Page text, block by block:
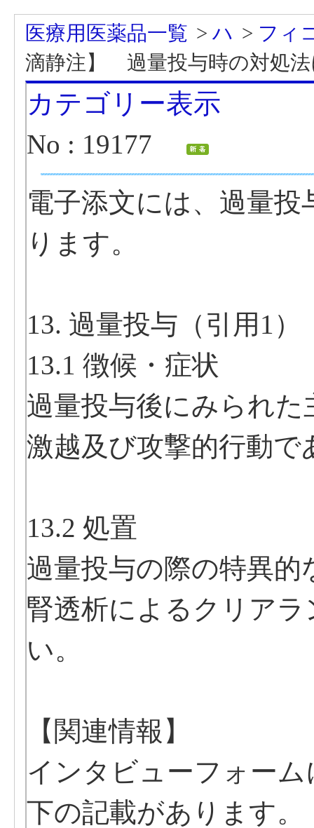
医療用医薬品一覧 > ハ > フィ
滴静注】 過量投与時の対処
カテゴリー表示
No : 19177
電子添文には、過量
ります。
13. 過量投与（引用1）
13.1 徴候・症状
過量投与後にみられ
激越及び攻撃的行動で
13.2 処置
過量投与の際の特異
腎透析によるクリア
い。
【関連情報】
インタビューフォー
下の記載があります。